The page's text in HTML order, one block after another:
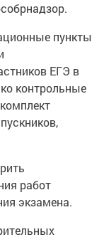
пункты
ЕГЭ в
контрольные
работ
экзамена.